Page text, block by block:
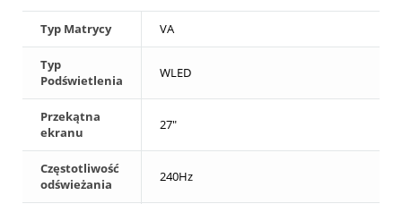
Typ Matrycy VA
Typ
Podświetlenia
WLED
Przekątna
ekranu
27"
Częstotliwość
odświeżania
240Hz